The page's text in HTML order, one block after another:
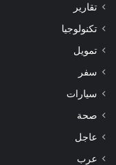
تقارير
تكنولوجيا
تمويل
سفر
سيارات
صحة
عاجل
عرب